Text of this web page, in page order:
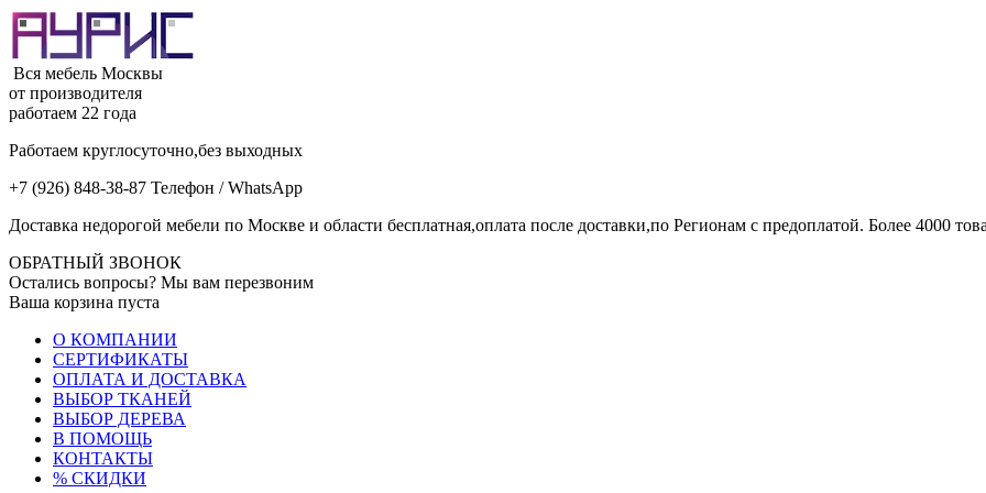
Вся мебель Москвы
от производителя
работаем 22 года
Работаем круглосуточно,без выходных
+7 (926) 848-38-87 Телефон / WhatsApp
Доставка недорогой мебели по Москве и области бесплатная,оплата после доставки,по Регионам с предоплатой. Более 4000
ОБРАТНЫЙ ЗВОНОК
Остались вопросы? Мы вам перезвоним
Ваша корзина пуста
О КОМПАНИИ
СЕРТИФИКАТЫ
ОПЛАТА И ДОСТАВКА
ВЫБОР ТКАНЕЙ
ВЫБОР ДЕРЕВА
В ПОМОЩЬ
КОНТАКТЫ
% СКИДКИ